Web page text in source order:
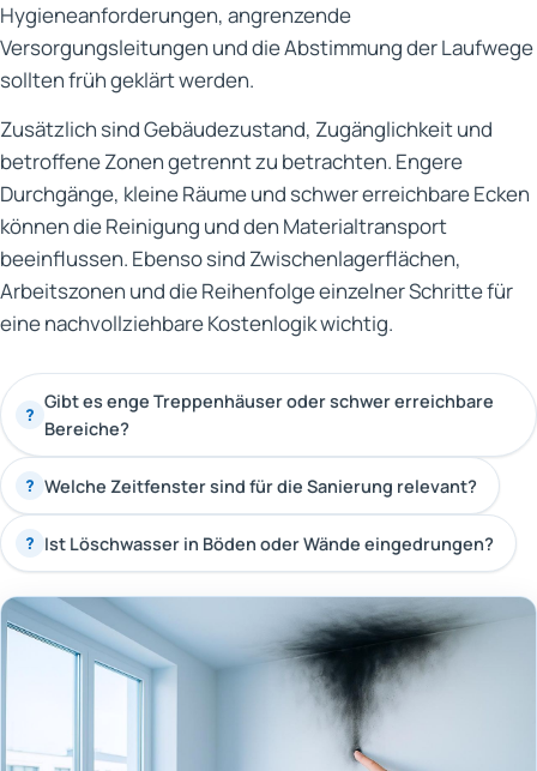
Hygieneanforderungen, angrenzende
Versorgungsleitungen und die Abstimmung der Laufwege
sollten früh geklärt werden.
Zusätzlich sind Gebäudezustand, Zugänglichkeit und
betroffene Zonen getrennt zu betrachten. Engere
Durchgänge, kleine Räume und schwer erreichbare Ecken
können die Reinigung und den Materialtransport
beeinflussen. Ebenso sind Zwischenlagerflächen,
Arbeitszonen und die Reihenfolge einzelner Schritte für
eine nachvollziehbare Kostenlogik wichtig.
?
Gibt es enge Treppenhäuser oder schwer erreichbare
Bereiche?
? Welche Zeitfenster sind für die Sanierung relevant?
? Ist Löschwasser in Böden oder Wände eingedrungen?